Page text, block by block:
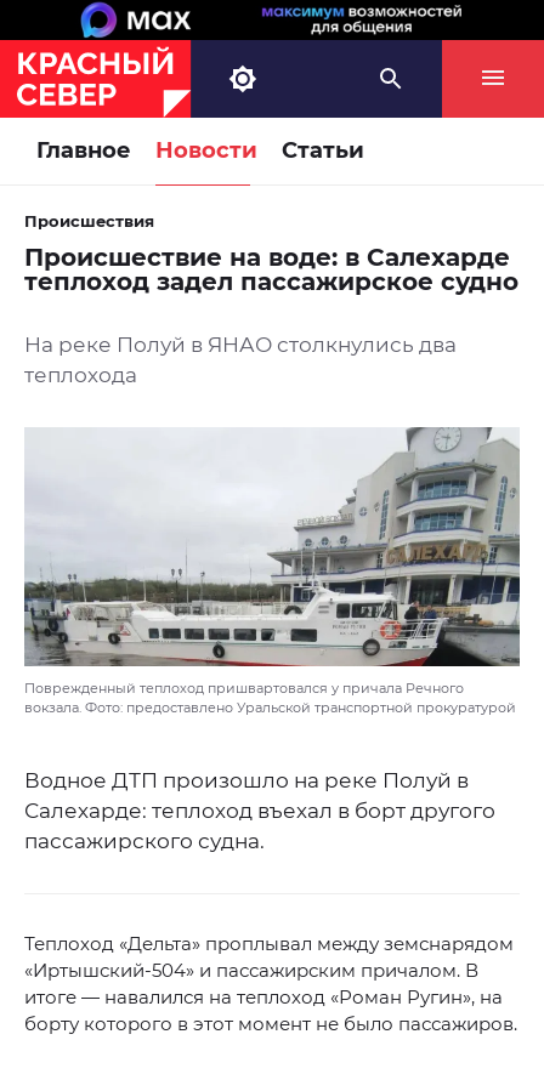
Главное Новости Статьи
Происшествия
Происшествие на воде: в Салехарде
теплоход задел пассажирское судно
На реке Полуй в ЯНАО столкнулись два
теплохода
Поврежденный теплоход пришвартовался у причала Речного
вокзала. Фото: предоставлено Уральской транспортной прокуратурой
Водное ДТП произошло на реке Полуй в
Салехарде: теплоход въехал в борт другого
пассажирского судна.
Теплоход «Дельта» проплывал между земснарядом
«Иртышский-504» и пассажирским причалом. В
итоге — навалился на теплоход «Роман Ругин», на
борту которого в этот момент не было пассажиров.